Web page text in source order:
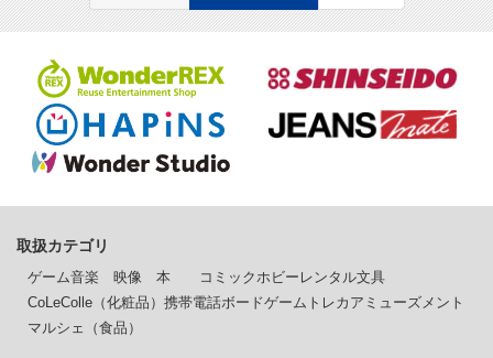
取扱カテゴリ
ゲーム音楽 映像 本 コミック ホビー レンタル文具
CoLeColle（化粧品） 携帯電話ボードゲーム トレカ アミューズメント
マルシェ（食品）